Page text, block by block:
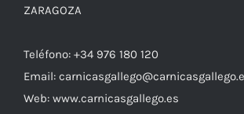
ZARAGOZA
Teléfono: +34 976 180 120
Email:
Web: www.carnicasgallego.es